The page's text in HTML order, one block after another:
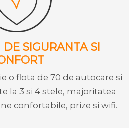
DE SIGURANTA SI
o flota de 70 de autocare si
la 3 si 4 stele, majoritatea
confortabile, prize si wifi.